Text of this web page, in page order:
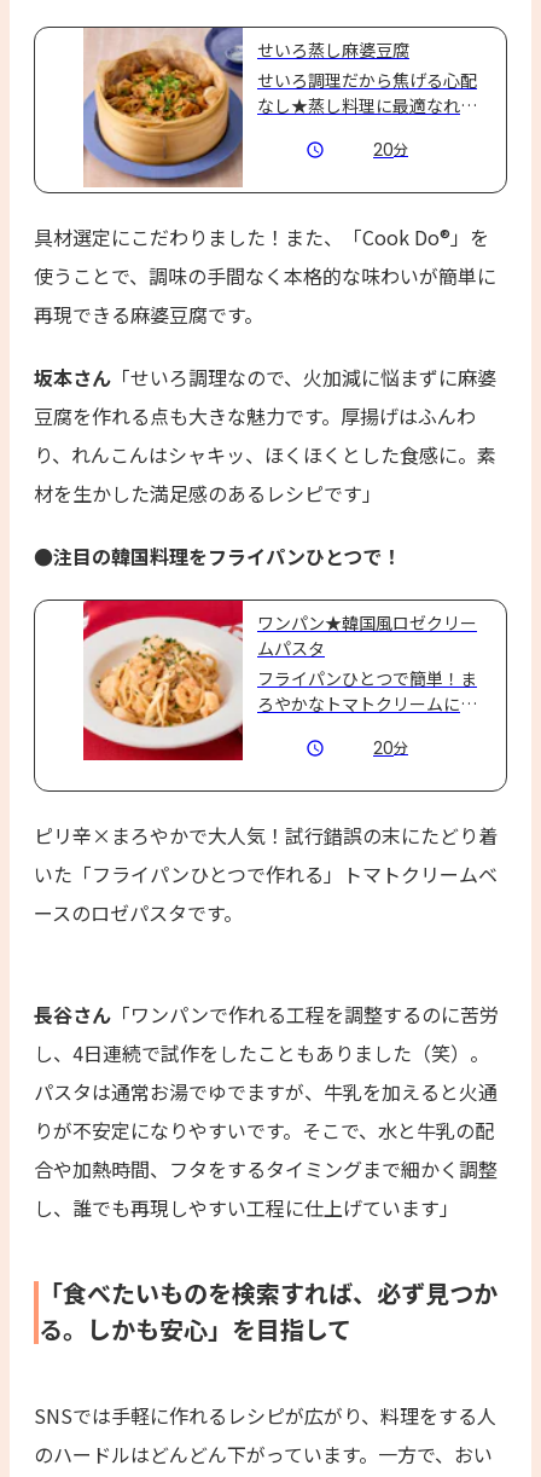
せいろ蒸し麻婆豆腐
せいろ調理だから焦げる心配
なし★蒸し料理に最適なれん
める、ＣｏｏｋＤｏ®使用のお
20分
具材選定にこだわりました！また、「Cook Do®」を
使うことで、調味の手間なく本格的な味わいが簡単に
再現できる麻婆豆腐です。
坂本さん 「せいろ調理なので、火加減に悩まずに麻婆
豆腐を作れる点も大きな魅力です。厚揚げはふんわ
り、れんこんはシャキッ、ほくほくとした食感に。素
材を生かした満足感のあるレシピです」
●注目の韓国料理をフライパンひとつで！
ワンパン★韓国風ロゼクリー
ムパスタ
フライパンひとつで簡単！ま
ろやかなトマトクリームに、
があと引く一皿です。
20分
ピリ辛×まろやかで大人気！試行錯誤の末にたどり着
いた「フライパンひとつで作れる」トマトクリームベ
ースのロゼパスタです。
長谷さん 「ワンパンで作れる工程を調整するのに苦労
し、4日連続で試作をしたこともありました（笑）。
パスタは通常お湯でゆでますが、牛乳を加えると火通
りが不安定になりやすいです。そこで、水と牛乳の配
合や加熱時間、フタをするタイミングまで細かく調整
し、誰でも再現しやすい工程に仕上げています」
「食べたいものを検索すれば、必ず見つか
る。しかも安心」を目指して
SNSでは手軽に作れるレシピが広がり、料理をする人
のハードルはどんどん下がっています。一方で、おい